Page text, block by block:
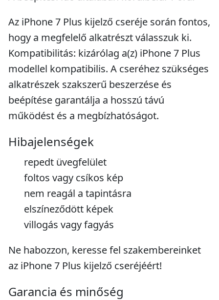
Az iPhone 7 Plus kijelző cseréje során fontos,
hogy a megfelelő alkatrészt válasszuk ki.
Kompatibilitás: kizárólag a(z) iPhone 7 Plus
modellel kompatibilis. A cseréhez szükséges
alkatrészek szakszerű beszerzése és
beépítése garantálja a hosszú távú
működést és a megbízhatóságot.
Hibajelenségek
repedt üvegfelület
foltos vagy csíkos kép
nem reagál a tapintásra
elszíneződött képek
villogás vagy fagyás
Ne habozzon, keresse fel szakembereinket
az iPhone 7 Plus kijelző cseréjéért!
Garancia és minőség